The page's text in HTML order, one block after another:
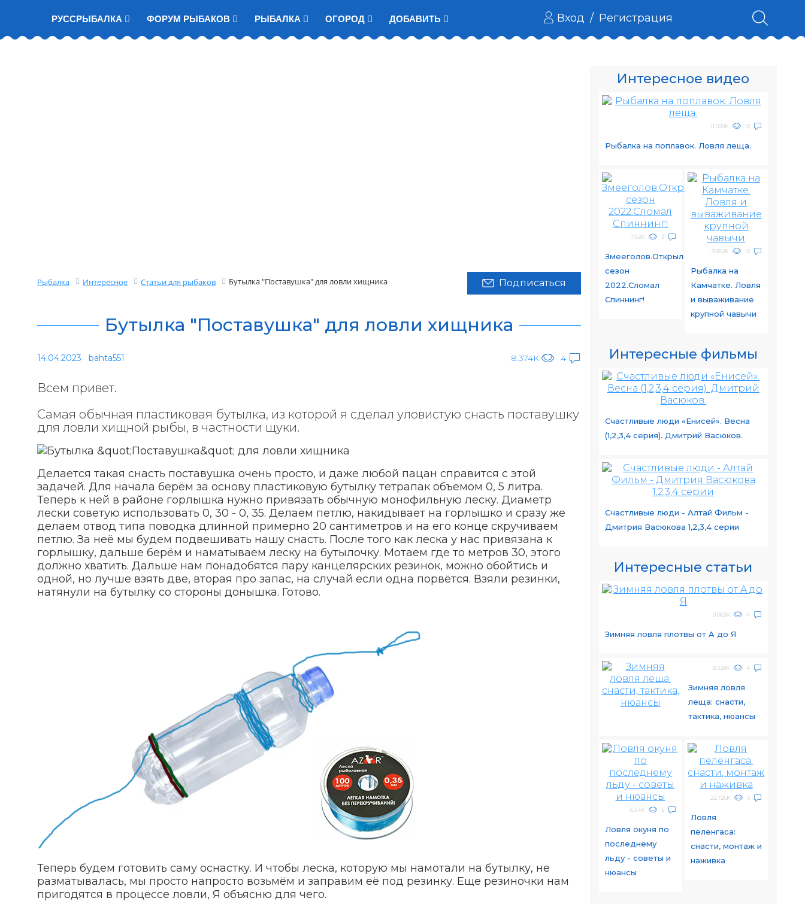
РУССРЫБАЛКА ФОРУМ РЫБАКОВ РЫБАЛКА ОГОРОД ДОБАВИТЬ Вход / Регистрация
Рыбалка Интересное Статьи для рыбаков Бутылка "Поставушка" для ловли хищника Подписаться
Бутылка "Поставушка" для ловли хищника
14.04.2023 bahta551 8.374K 4
Всем привет.
Самая обычная пластиковая бутылка, из которой я сделал уловистую снасть поставушку
для ловли хищной рыбы, в частности щуки.
Делается такая снасть поставушка очень просто, и даже любой пацан справится с этой
задачей. Для начала берём за основу пластиковую бутылку тетрапак объемом 0, 5 литра.
Теперь к ней в районе горлышка нужно привязать обычную монофильную леску. Диаметр
лески советую использовать 0, 30 - 0, 35. Делаем петлю, накидывает на горлышко и сразу же
делаем отвод типа поводка длинной примерно 20 сантиметров и на его конце скручиваем
петлю. За неё мы будем подвешивать нашу снасть. После того как леска у нас привязана к
горлышку, дальше берём и наматываем леску на бутылочку. Мотаем где то метров 30, этого
должно хватить. Дальше нам понадобятся пару канцелярских резинок, можно обойтись и
одной, но лучше взять две, вторая про запас, на случай если одна порвётся. Взяли резинки,
натянули на бутылку со стороны донышка. Готово.
Теперь будем готовить саму оснастку. И чтобы леска, которую мы намотали на бутылку, не
разматывалась, мы просто напросто возьмём и заправим её под резинку. Еще резиночки нам
пригодятся в процессе ловли, Я объясню для чего.
Интересное видео
11.008K 10
Рыбалка на поплавок. Ловля леща.
7.62K 3
Змееголов.Открыл
сезон
2022.Сломал
Спиннинг!
9.902K 10
Рыбалка на
Камчатке. Ловля
и вываживание
крупной чавычи
Интересные фильмы
Счастливые люди «Енисей». Весна
(1,2,3,4 серия). Дмитрий Васюков.
Счастливые люди - Алтай Фильм -
Дмитрия Васюкова 1,2,3,4 серии
Интересные статьи
9.063K 4
Зимняя ловля плотвы от A до Я
8.329K 4
Зимняя ловля
леща: снасти,
тактика, нюансы
6.54K 5
Ловля окуня по
последнему
льду - советы и
нюансы
22.726K 3
Ловля
пеленгаса:
снасти, монтаж и
наживка